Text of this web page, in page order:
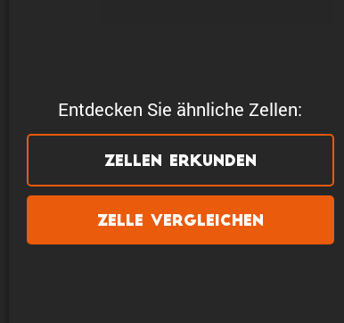
Entdecken Sie ähnliche Zellen:
Zellen erkunden
Zelle vergleichen